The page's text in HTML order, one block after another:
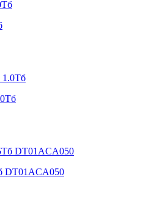
DT01ACA050